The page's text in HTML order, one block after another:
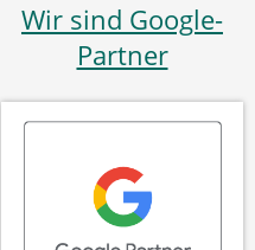
Wir sind Google-
Partner